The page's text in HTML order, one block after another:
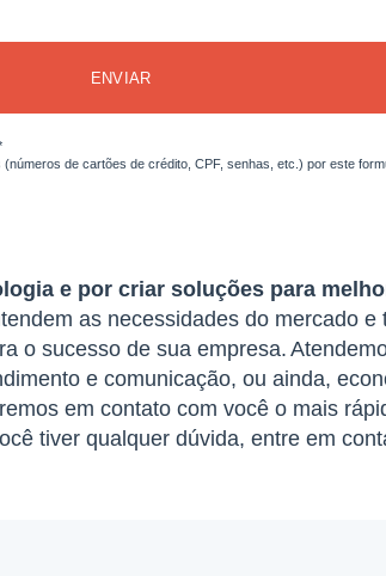
ENVIAR
de cartões de crédito, CPF, senhas, etc.) por este
e por criar soluções para
as necessidades do mercado
o sucesso de sua empresa.
e comunicação, ou ainda,
em contato com você o mais
tiver qualquer dúvida, entre em